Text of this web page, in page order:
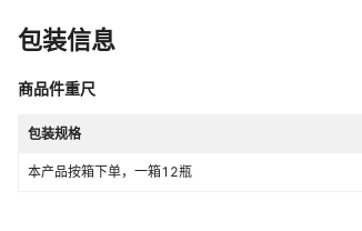
包装信息
商品件重尺
包装规格
本产品按箱下单，一箱12瓶